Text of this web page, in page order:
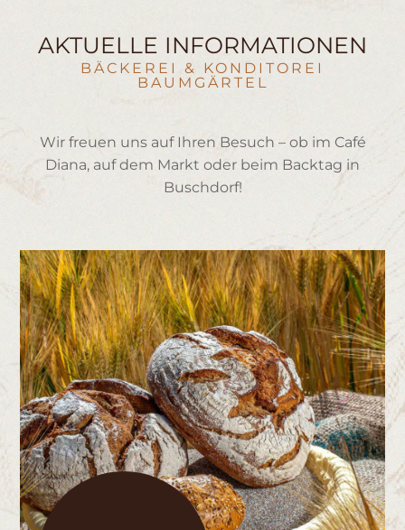
AKTUELLE INFORMATIONEN
BÄCKEREI & KONDITOREI
BAUMGÄRTEL
Wir freuen uns auf Ihren Besuch – ob im Café
Diana, auf dem Markt oder beim Backtag in
Buschdorf!